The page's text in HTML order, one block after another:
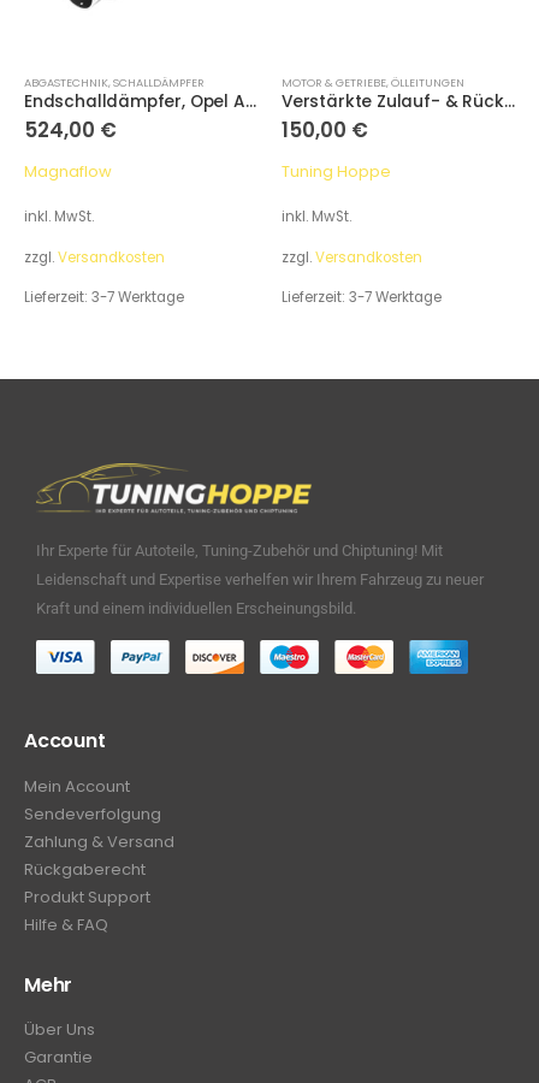
ABGASTECHNIK,SCHALLDÄMPFER
Endschalldämpfer, Opel Astra G Stufenheck
524,00 €
Magnaflow
inkl. MwSt.
zzgl.Versandkosten
Lieferzeit: 3-7 Werktage
MOTOR & GETRIEBE,ÖLLEITUNGEN
Verstärkte Zulauf- & Rücklaufölleitung für alle Z20LEX/Z20LET/Z20LEL/Z20LER/Z20LEH
150,00 €
Tuning Hoppe
inkl. MwSt.
zzgl.Versandkosten
Lieferzeit: 3-7 Werktage
Ihr Experte für Autoteile, Tuning-Zubehör und Chiptuning! Mit
Leidenschaft und Expertise verhelfen wir Ihrem Fahrzeug zu neuer
Kraft und einem individuellen Erscheinungsbild.
Account
Mein Account
Sendeverfolgung
Zahlung & Versand
Rückgaberecht
Produkt Support
Hilfe & FAQ
Mehr
Über Uns
Garantie